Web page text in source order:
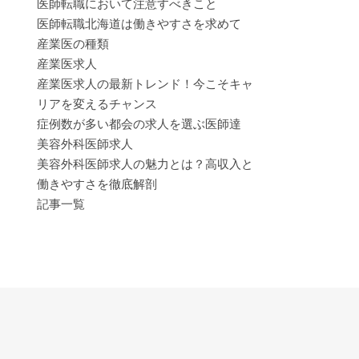
医師転職において注意すべきこと
医師転職北海道は働きやすさを求めて
産業医の種類
産業医求人
産業医求人の最新トレンド！今こそキャ
リアを変えるチャンス
症例数が多い都会の求人を選ぶ医師達
美容外科医師求人
美容外科医師求人の魅力とは？高収入と
働きやすさを徹底解剖
記事一覧